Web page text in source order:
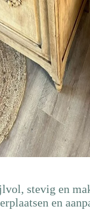
stevig en
en